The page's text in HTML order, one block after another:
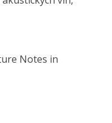
Notes in